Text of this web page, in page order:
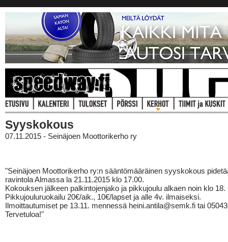
Syyskokous
07.11.2015 - Seinäjoen Moottorikerho ry
"Seinäjoen Moottorikerho ry:n sääntömääräinen syyskokous
ravintola Almassa la 21.11.2015 klo 17.00.
Kokouksen jälkeen palkintojenjako ja pikkujoulu alkaen noin klo 18.
Pikkujouluruokailu 20€/aik., 10€/lapset ja alle 4v. ilmaiseksi.
Ilmoittautumiset pe 13.11. mennessä heini.antila@semk.fi tai
Tervetuloa!"